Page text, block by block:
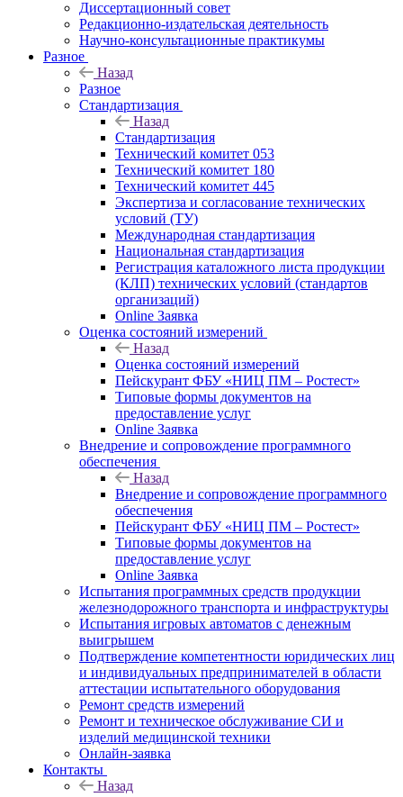
Диссертационный совет
Редакционно-издательская деятельность
Научно-консультационные практикумы
Разное
Назад
Разное
Стандартизация
Назад
Стандартизация
Технический комитет 053
Технический комитет 180
Технический комитет 445
Экспертиза и согласование технических
условий (ТУ)
Международная стандартизация
Национальная стандартизация
Регистрация каталожного листа продукции
(КЛП) технических условий (стандартов
организаций)
Online Заявка
Оценка состояний измерений
Назад
Оценка состояний измерений
Пейскурант ФБУ «НИЦ ПМ – Ростест»
Типовые формы документов на
предоставление услуг
Online Заявка
Внедрение и сопровождение программного
обеспечения
Назад
Внедрение и сопровождение программного
обеспечения
Пейскурант ФБУ «НИЦ ПМ – Ростест»
Типовые формы документов на
предоставление услуг
Online Заявка
Испытания программных средств продукции
железнодорожного транспорта и инфраструктуры
Испытания игровых автоматов с денежным
выигрышем
Подтверждение компетентности юридических лиц
и индивидуальных предпринимателей в области
аттестации испытательного оборудования
Ремонт средств измерений
Ремонт и техническое обслуживание СИ и
изделий медицинской техники
Онлайн-заявка
Контакты
Назад